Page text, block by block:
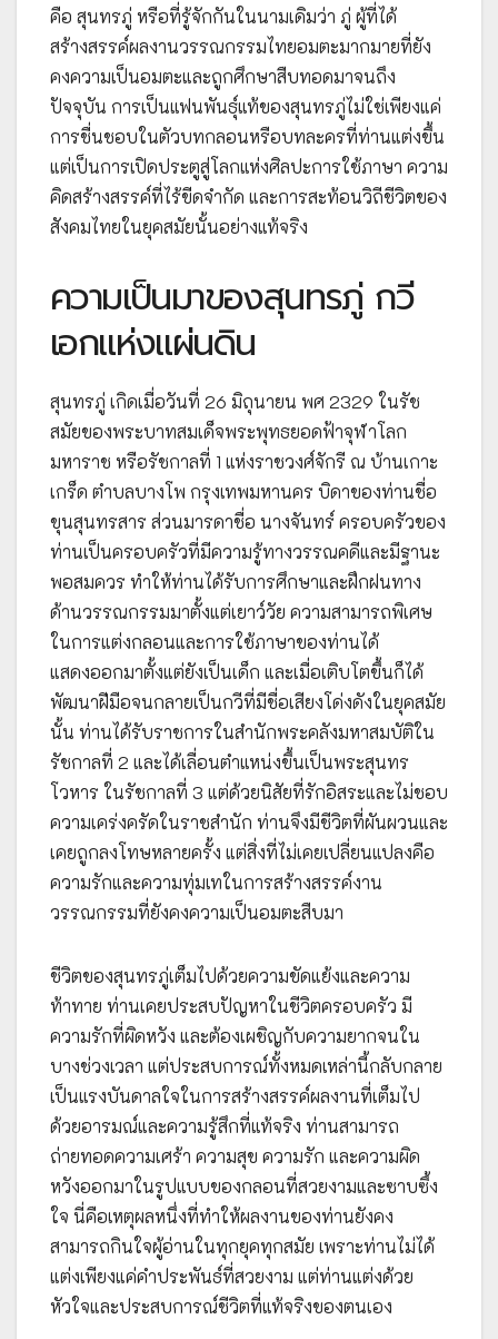
คือ สุนทรภู่ หรือที่รู้จักกันในนามเดิมว่า ภู่ ผู้ที่ได้
สร้างสรรค์ผลงานวรรณกรรมไทยอมตะมากมายที่ยัง
คงความเป็นอมตะและถูกศึกษาสืบทอดมาจนถึง
ปัจจุบัน การเป็นแฟนพันธุ์แท้ของสุนทรภู่ไม่ใช่เพียงแค่
การชื่นชอบในตัวบทกลอนหรือบทละครที่ท่านแต่งขึ้น
แต่เป็นการเปิดประตูสู่โลกแห่งศิลปะการใช้ภาษา ความ
คิดสร้างสรรค์ที่ไร้ขีดจำกัด และการสะท้อนวิถีชีวิตของ
สังคมไทยในยุคสมัยนั้นอย่างแท้จริง
ความเป็นมาของสุนทรภู่ กวี
เอกแห่งแผ่นดิน
สุนทรภู่ เกิดเมื่อวันที่ 26 มิถุนายน พศ 2329 ในรัช
สมัยของพระบาทสมเด็จพระพุทธยอดฟ้าจุฬาโลก
มหาราช หรือรัชกาลที่ 1 แห่งราชวงศ์จักรี ณ บ้านเกาะ
เกร็ด ตำบลบางโพ กรุงเทพมหานคร บิดาของท่านชื่อ
ขุนสุนทรสาร ส่วนมารดาชื่อ นางจันทร์ ครอบครัวของ
ท่านเป็นครอบครัวที่มีความรู้ทางวรรณคดีและมีฐานะ
พอสมควร ทำให้ท่านได้รับการศึกษาและฝึกฝนทาง
ด้านวรรณกรรมมาตั้งแต่เยาว์วัย ความสามารถพิเศษ
ในการแต่งกลอนและการใช้ภาษาของท่านได้
แสดงออกมาตั้งแต่ยังเป็นเด็ก และเมื่อเติบโตขึ้นก็ได้
พัฒนาฝีมือจนกลายเป็นกวีที่มีชื่อเสียงโด่งดังในยุคสมัย
นั้น ท่านได้รับราชการในสำนักพระคลังมหาสมบัติใน
รัชกาลที่ 2 และได้เลื่อนตำแหน่งขึ้นเป็นพระสุนทร
โวหาร ในรัชกาลที่ 3 แต่ด้วยนิสัยที่รักอิสระและไม่ชอบ
ความเคร่งครัดในราชสำนัก ท่านจึงมีชีวิตที่ผันผวนและ
เคยถูกลงโทษหลายครั้ง แต่สิ่งที่ไม่เคยเปลี่ยนแปลงคือ
ความรักและความทุ่มเทในการสร้างสรรค์งาน
วรรณกรรมที่ยังคงความเป็นอมตะสืบมา
ชีวิตของสุนทรภู่เต็มไปด้วยความขัดแย้งและความ
ท้าทาย ท่านเคยประสบปัญหาในชีวิตครอบครัว มี
ความรักที่ผิดหวัง และต้องเผชิญกับความยากจนใน
บางช่วงเวลา แต่ประสบการณ์ทั้งหมดเหล่านี้กลับกลาย
เป็นแรงบันดาลใจในการสร้างสรรค์ผลงานที่เต็มไป
ด้วยอารมณ์และความรู้สึกที่แท้จริง ท่านสามารถ
ถ่ายทอดความเศร้า ความสุข ความรัก และความผิด
หวังออกมาในรูปแบบของกลอนที่สวยงามและซาบซึ้ง
ใจ นี่คือเหตุผลหนึ่งที่ทำให้ผลงานของท่านยังคง
สามารถกินใจผู้อ่านในทุกยุคทุกสมัย เพราะท่านไม่ได้
แต่งเพียงแค่คำประพันธ์ที่สวยงาม แต่ท่านแต่งด้วย
หัวใจและประสบการณ์ชีวิตที่แท้จริงของตนเอง